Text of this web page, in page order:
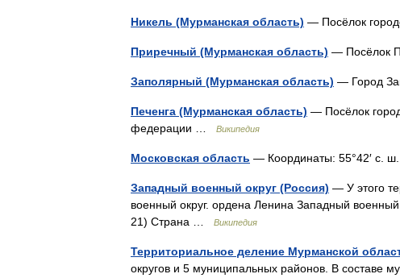
Никель (Мурманская область) — Посёлок
Приречный (Мурманская область) — Посёлок
Заполярный (Мурманская область) — Город
Печенга (Мурманская область) — Посёлок
федерации …
Википедия
Московская область — Координаты: 55°42′ с.
Западный военный округ (Россия) — У этого
военный округ. ордена Ленина Западный
21) Страна …
Википедия
Территориальное деление Мурманской
округов и 5 муниципальных районов. В составе